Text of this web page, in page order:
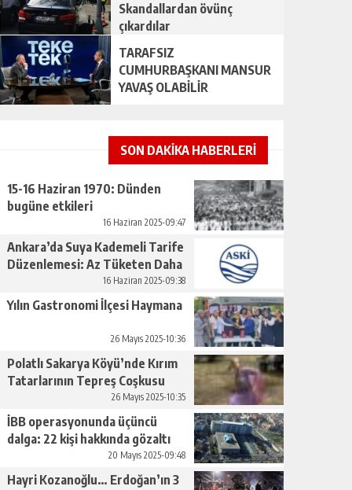
Skandallardan övünç
çıkardılar
TARAFSIZ
CUMHURBAŞKANI MANSUR
YAVAŞ OLABİLİR
SON DAKİKA HABERLERİ
15-16 Haziran 1970: Dünden
bugüne etkileri
16 Haziran 2025-09:47
Ankara’da Suya Kademeli Tarife
Düzenlemesi: Az Tüketen Daha
16 Haziran 2025-09:38
Yılın Gastronomi İlçesi Haymana
26 Mayıs 2025-10:36
Polatlı Sakarya Köyü’nde Kırım
Tatarlarının Tepreş Coşkusu
26 Mayıs 2025-10:35
İBB operasyonunda üçüncü
dalga: 22 kişi hakkında gözaltı
20 Mayıs 2025-09:48
Hayri Kozanoğlu… Erdoğan’ın 3